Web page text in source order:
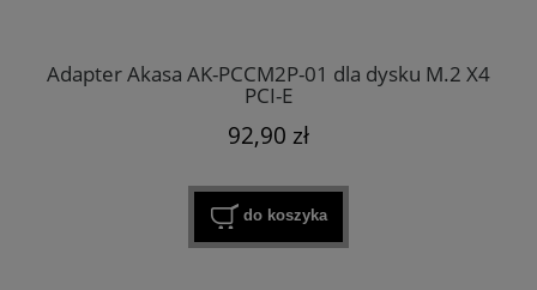
Adapter Akasa AK-PCCM2P-01 dla dysku M.2 X4
PCI-E
92,90 zł
do koszyka